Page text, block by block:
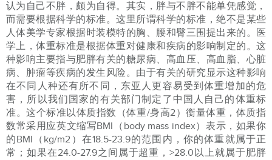
认为自己不胖，颇为自得。其实，胖与不胖不能单凭感觉，
而需要根据科学的标准。这里所谓科学的标准，绝不是某些
人体美学专家根据时装模特的胸、腰和臀三围提出来的。医
学上，体重标准是根据体重对健康和疾病的影响制定的。这
种影响主要指与肥胖有关的糖尿病、高血压、高血脂、心脏
病、肿瘤等疾病的发生风险。由于有关的研究显示这种影响
在不同人种还有所不同，东亚人更容易受到体重增加的危
害，所以我们国家的有关部门制定了中国人自己的体重标
准。这个标准以体质指数（体重/身高2）衡量体重，体质指
数常采用应英文缩写BMI（body mass index）表示，如果你
的BMI（kg/m2）在18.5-23.9的范围内，你的体重就属于正
常；如果在24.0-27.9之间属于超重，>28.0以上就属于肥胖